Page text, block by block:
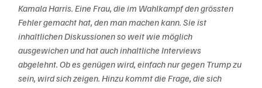
Kamala Harris. Eine Frau, die im Wahlkampf den grössten
Fehler gemacht hat, den man machen kann. Sie ist
inhaltlichen Diskussionen so weit wie möglich
ausgewichen und hat auch inhaltliche Interviews
abgelehnt. Ob es genügen wird, einfach nur gegen Trump zu
sein, wird sich zeigen. Hinzu kommt die Frage, die sich